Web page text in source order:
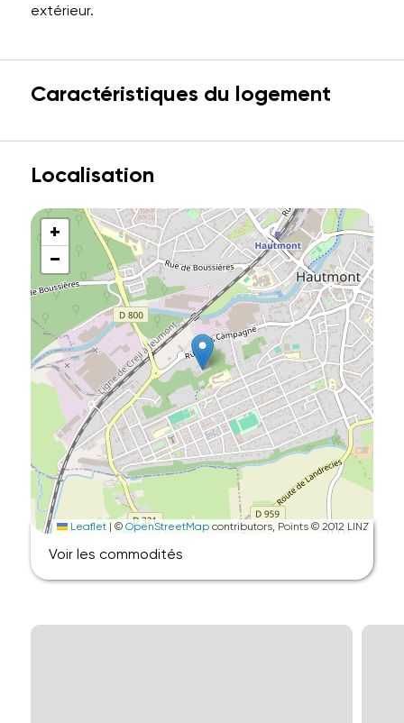
extérieur.
Caractéristiques du logement
Localisation
+
−
Leaflet | ©OpenStreetMap contributors, Points © 2012 LINZ
Voir les commodités